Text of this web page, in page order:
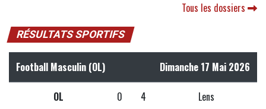
Tous les dossiers
RÉSULTATS SPORTIFS
Football Masculin (OL) Dimanche 17 Mai 2026
OL 0 4 Lens